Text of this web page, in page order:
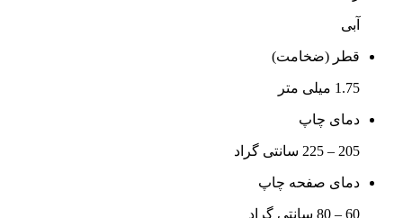
آبی
قطر (ضخامت)
1.75 میلی متر
دمای چاپ
205 – 225 سانتی گراد
دمای صفحه چاپ
60 – 80 سانتی گراد